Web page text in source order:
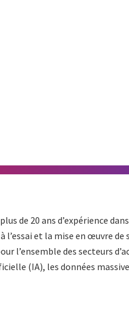
on Print
de 20 ans d’expérience
l’essai et la mise en œuvre de
l’ensemble des secteurs
(IA), les données